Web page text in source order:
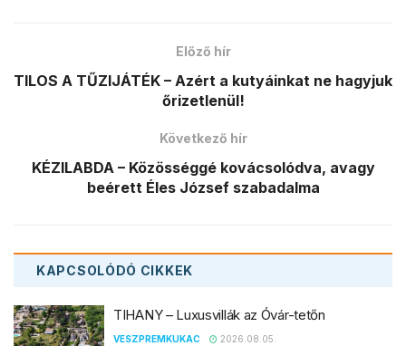
Előző hír
TILOS A TŰZIJÁTÉK – Azért a kutyáinkat ne hagyjuk
őrizetlenül!
Következő hír
KÉZILABDA – Közösséggé kovácsolódva, avagy
beérett Éles József szabadalma
KAPCSOLÓDÓ CIKKEK
TIHANY – Luxusvillák az Óvár-tetőn
VESZPREMKUKAC 2026.08.05.